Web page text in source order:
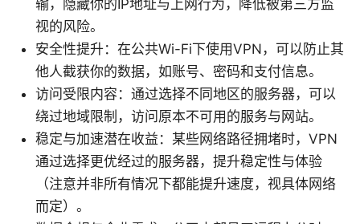
输，隐藏你的IP地址与上网行为，降低被第三方监
视的风险。
安全性提升：在公共Wi-Fi下使用VPN，可以防止其
他人截获你的数据，如账号、密码和支付信息。
访问受限内容：通过选择不同地区的服务器，可以
绕过地域限制，访问原本不可用的服务与网站。
稳定与加速潜在收益：某些网络路径拥堵时，VPN
通过选择更优经过的服务器，提升稳定性与体验
（注意并非所有情况下都能提升速度，视具体网络
而定）。